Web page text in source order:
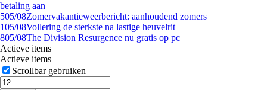
betaling aan
505/08Zomervakantieweerbericht: aanhoudend zomers
105/08Vollering de sterkste na lastige heuvelrit
805/08The Division Resurgence nu gratis op pc
Actieve items
Actieve items
Scrollbar gebruiken